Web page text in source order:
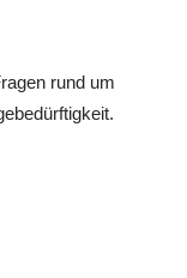
rund um